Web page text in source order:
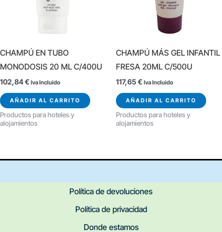
CHAMPÚ EN TUBO
MONODOSIS 20 ML C/400U
102,84€ Iva Incluido
AÑADIR AL CARRITO
Productos para hoteles y
alojamientos
CHAMPÚ MÁS GEL INFANTIL
FRESA 20ML C/500U
117,65€ Iva Incluido
AÑADIR AL CARRITO
Productos para hoteles y
alojamientos
Política de devoluciones
Política de privacidad
Donde estamos